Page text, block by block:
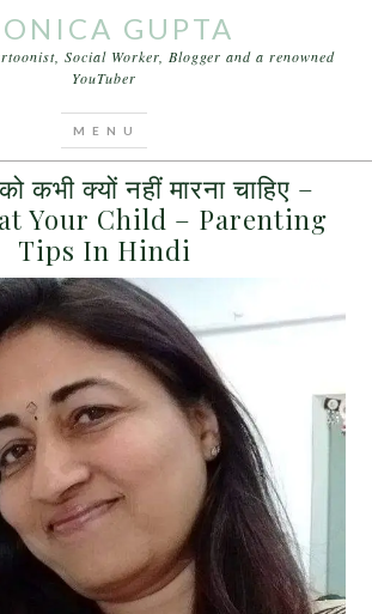
GUPTA
Social Worker, Blogger and a renowned
YouTuber
कभी क्यों नहीं मारना चाहिए –
Your Child – Parenting
Tips In Hindi